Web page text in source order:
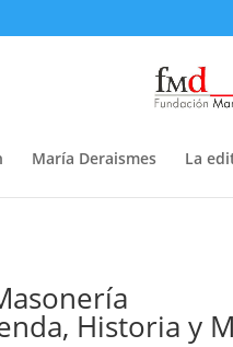
María Deraismes La
Historia y